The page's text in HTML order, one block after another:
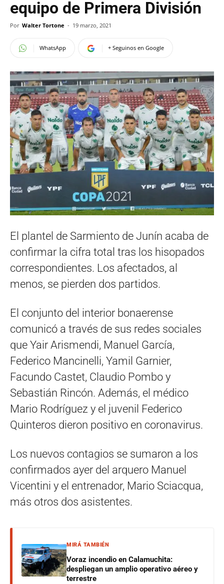
equipo de Primera División
Por Walter Tortone - 19 marzo, 2021
WhatsApp + Seguinos en Google
El plantel de Sarmiento de Junín acaba de
confirmar la cifra total tras los hisopados
correspondientes. Los afectados, al
menos, se pierden dos partidos.
El conjunto del interior bonaerense
comunicó a través de sus redes sociales
que Yair Arismendi, Manuel García,
Federico Mancinelli, Yamil Garnier,
Facundo Castet, Claudio Pombo y
Sebastián Rincón. Además, el médico
Mario Rodríguez y el juvenil Federico
Quinteros dieron positivo en coronavirus.
Los nuevos contagios se sumaron a los
confirmados ayer del arquero Manuel
Vicentini y el entrenador, Mario Sciacqua,
más otros dos asistentes.
MIRÁ TAMBIÉN
Voraz incendio en Calamuchita:
despliegan un amplio operativo aéreo y
terrestre